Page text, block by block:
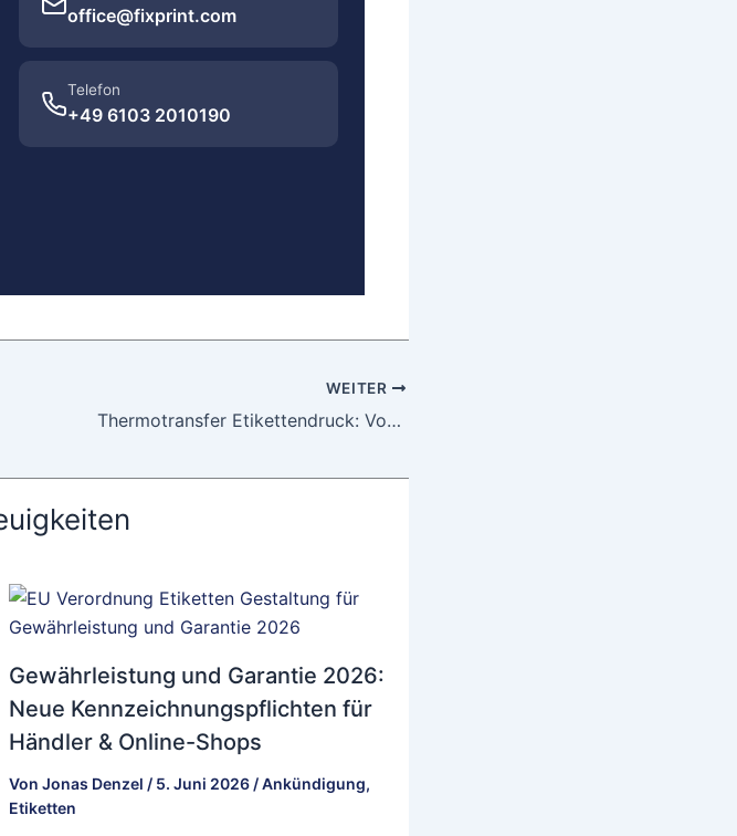
office@fixprint.com
Telefon
+49 6103 2010190
WEITER
Thermotransfer Etikettendruck: Vorteile, Nachteile, Anwendungen und Verbrauchsmaterialien
Gewährleistung und Garantie 2026:
Neue Kennzeichnungspflichten für
Händler & Online-Shops
Von Jonas Denzel / 5. Juni 2026 /Ankündigung,
Etiketten